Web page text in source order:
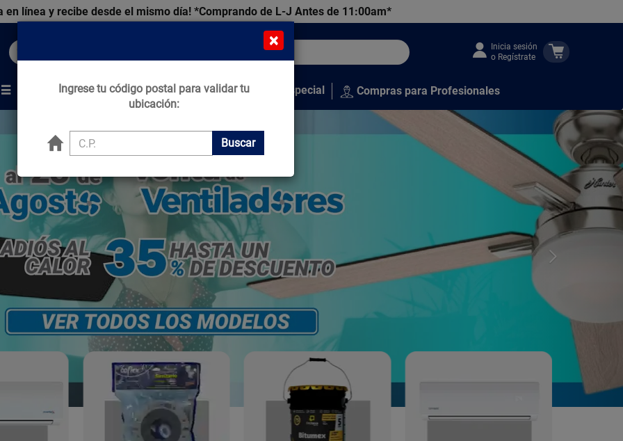
en línea y recibe desde el mismo día! *Comprando de L-J Antes de 11:00am*
Inicia sesión
o Regístrate
Marcas Tips que Construyen Venta Especial Compras para Profesionales
×
Ingrese tu código postal para validar tu
ubicación:
Buscar